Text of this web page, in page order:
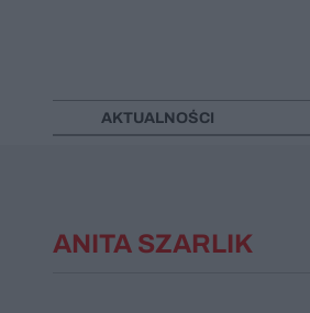
AKTUALNOŚCI
ANITA SZARLIK